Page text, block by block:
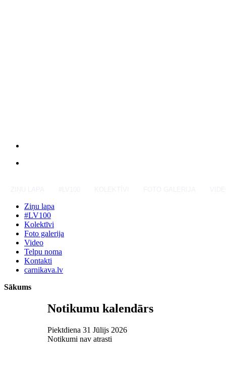
Ziņu lapa
#LV100
Kolektīvi
Foto galerija
Video
Telpu noma
Kontakti
carnikava.lv
Sākums
Notikumu kalendārs
Piektdiena 31 Jūlijs 2026
Notikumi nav atrasti